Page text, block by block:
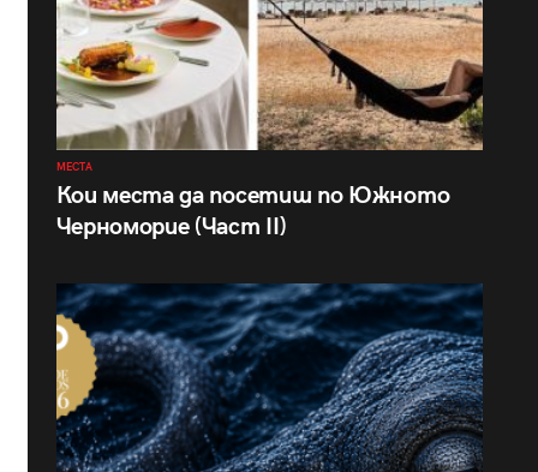
МЕСТА
Кои места да посетиш по Южното
Черноморие (Част II)